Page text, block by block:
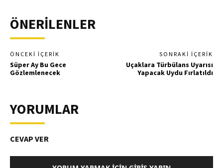
ÖNERİLENLER
ÖNCEKI İÇERIK
Süper Ay Bu Gece
Gözlemlenecek
SONRAKI İÇERIK
Uçaklara Türbülans Uyarısı
Yapacak Uydu Fırlatıldı
YORUMLAR
CEVAP VER